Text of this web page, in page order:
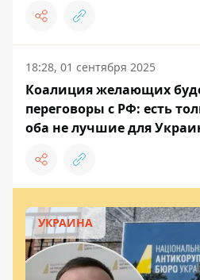
18:28, 01 сентября 2025
Коалиция желающих
переговоры с РФ: есть
оба не лучшие для
УКРАИНА